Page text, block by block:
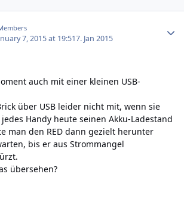
7, 2015 at 19:517. Jan 2015
auch mit einer kleinen USB-
über USB leider nicht mit, wenn sie
Handy heute seinen Akku-Ladestand
man den RED dann gezielt herunter
bis er aus Strommangel
übersehen?